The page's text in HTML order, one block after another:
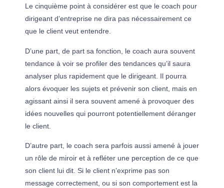
Le cinquième point à considérer est que le coach pour
dirigeant d’entreprise ne dira pas nécessairement ce
que le client veut entendre.
D’une part, de part sa fonction, le coach aura souvent
tendance à voir se profiler des tendances qu’il saura
analyser plus rapidement que le dirigeant. Il pourra
alors évoquer les sujets et prévenir son client, mais en
agissant ainsi il sera souvent amené à provoquer des
idées nouvelles qui pourront potentiellement déranger
le client.
D’autre part, le coach sera parfois aussi amené à jouer
un rôle de miroir et à refléter une perception de ce que
son client lui dit. Si le client n’exprime pas son
message correctement, ou si son comportement est la